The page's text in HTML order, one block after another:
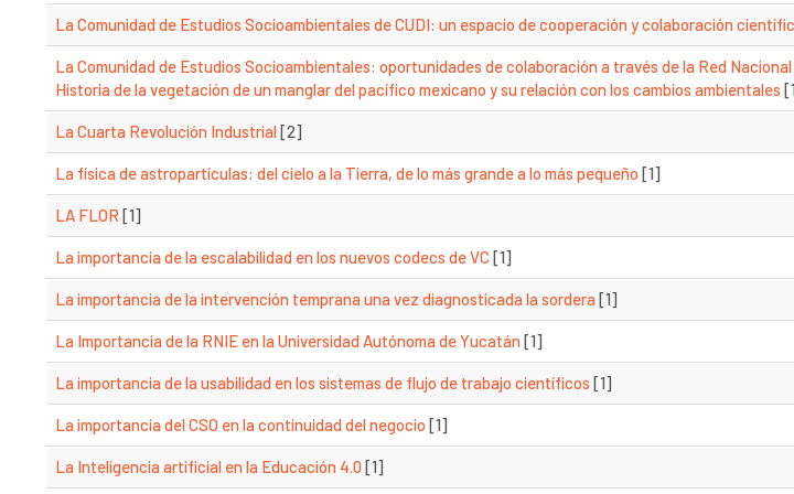
La Comunidad de Estudios Socioambientales de CUDI: un espacio de cooperación y colaboración
La Comunidad de Estudios Socioambientales: oportunidades de colaboración a través de la Red
Historia de la vegetación de un manglar del pacífico mexicano y su relación con los cambios ambientales
La Cuarta Revolución Industrial[2]
La física de astropartículas: del cielo a la Tierra, de lo más grande a lo más pequeño [1]
LA FLOR [1]
La importancia de la escalabilidad en los nuevos codecs de VC [1]
La importancia de la intervención temprana una vez diagnosticada la sordera[1]
La Importancia de la RNIE en la Universidad Autónoma de Yucatán[1]
La importancia de la usabilidad en los sistemas de flujo de trabajo científicos [1]
La importancia del CSO en la continuidad del negocio [1]
La Inteligencia artificial en la Educación 4.0[1]